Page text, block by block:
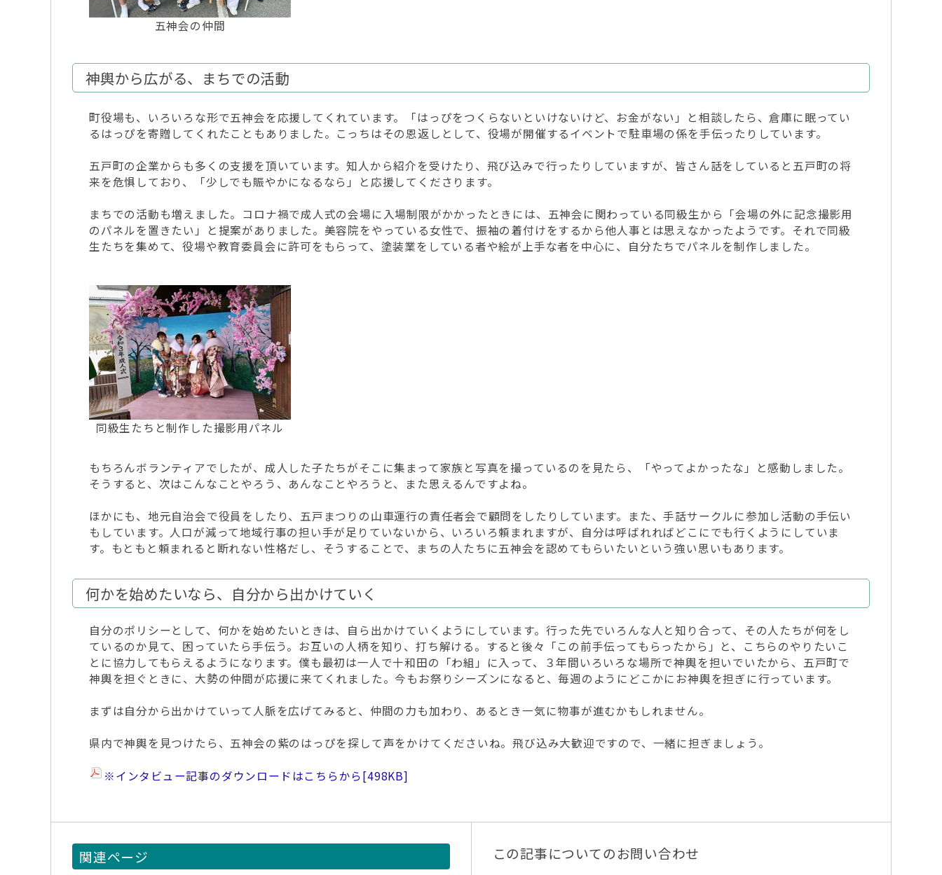
五神会の仲間
神輿から広がる、まちでの活動
町役場も、いろいろな形で五神会を応援してくれています。「はっぴをつくらないといけないけど、お金がない」と相談したら、倉庫に眠ってい
るはっぴを寄贈してくれたこともありました。こっちはその恩返しとして、役場が開催するイベントで駐車場の係を手伝ったりしています。
五戸町の企業からも多くの支援を頂いています。知人から紹介を受けたり、飛び込みで行ったりしていますが、皆さん話をしていると五戸町の将
来を危惧しており、「少しでも賑やかになるなら」と応援してくださります。
まちでの活動も増えました。コロナ禍で成人式の会場に入場制限がかかったときには、五神会に関わっている同級生から「会場の外に記念撮影用
のパネルを置きたい」と提案がありました。美容院をやっている女性で、振袖の着付けをするから他人事とは思えなかったようです。それで同級
生たちを集めて、役場や教育委員会に許可をもらって、塗装業をしている者や絵が上手な者を中心に、自分たちでパネルを制作しました。
同級生たちと制作した撮影用パネル
もちろんボランティアでしたが、成人した子たちがそこに集まって家族と写真を撮っているのを見たら、「やってよかったな」と感動しました。
そうすると、次はこんなことやろう、あんなことやろうと、また思えるんですよね。
ほかにも、地元自治会で役員をしたり、五戸まつりの山車運行の責任者会で顧問をしたりしています。また、手話サークルに参加し活動の手伝い
もしています。人口が減って地域行事の担い手が足りていないから、いろいろ頼まれますが、自分は呼ばれればどこにでも行くようにしていま
す。もともと頼まれると断れない性格だし、そうすることで、まちの人たちに五神会を認めてもらいたいという強い思いもあります。
何かを始めたいなら、自分から出かけていく
自分のポリシーとして、何かを始めたいときは、自ら出かけていくようにしています。行った先でいろんな人と知り合って、その人たちが何をし
ているのか見て、困っていたら手伝う。お互いの人柄を知り、打ち解ける。すると後々「この前手伝ってもらったから」と、こちらのやりたいこ
とに協力してもらえるようになります。僕も最初は一人で十和田の「わ組」に入って、３年間いろいろな場所で神輿を担いでいたから、五戸町で
神輿を担ぐときに、大勢の仲間が応援に来てくれました。今もお祭りシーズンになると、毎週のようにどこかにお神輿を担ぎに行っています。
まずは自分から出かけていって人脈を広げてみると、仲間の力も加わり、あるとき一気に物事が進むかもしれません。
県内で神輿を見つけたら、五神会の紫のはっぴを探して声をかけてくださいね。飛び込み大歓迎ですので、一緒に担ぎましょう。
※インタビュー記事のダウンロードはこちらから[498KB]
関連ページ この記事についてのお問い合わせ